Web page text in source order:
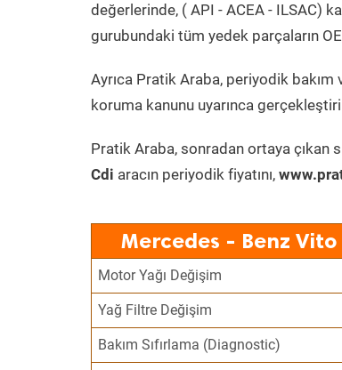
değerlerinde, ( API - ACEA - ILSAC)
gurubundaki tüm yedek parçaların
Ayrıca Pratik Araba, periyodik
koruma kanunu uyarınca
Pratik Araba, sonradan ortaya çıkan
Cdi aracın periyodik fiyatını,
Mercedes - Benz
Motor Yağı Değişim
Yağ Filtre Değişim
Bakım Sıfırlama (Diagnostic)